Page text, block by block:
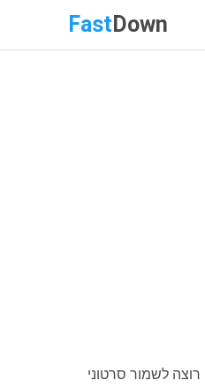
Fast Down
רוצה לשמור סרטוני Facebook בגלריה שלך ברזולוציית 1080P, 2K או 4K? כלים מקוונים רבים נכשלים בשמירה על האודיו המקורי או התמונה החדה. FastDown.app פותר זאת על